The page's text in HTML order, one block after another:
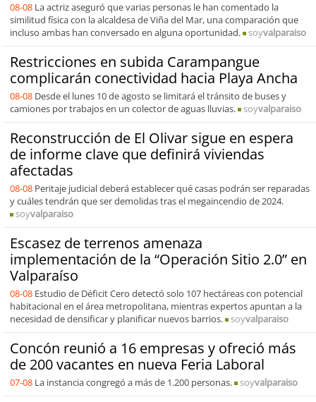
08-08 La actriz aseguró que varias personas le han comentado la
similitud física con la alcaldesa de Viña del Mar, una comparación que
incluso ambas han conversado en alguna oportunidad.
soyvalparaiso
Restricciones en subida Carampangue
complicarán conectividad hacia Playa Ancha
08-08 Desde el lunes 10 de agosto se limitará el tránsito de buses y
camiones por trabajos en un colector de aguas lluvias.
soyvalparaiso
Reconstrucción de El Olivar sigue en espera
de informe clave que definirá viviendas
afectadas
08-08 Peritaje judicial deberá establecer qué casas podrán ser reparadas
y cuáles tendrán que ser demolidas tras el megaincendio de 2024.
soyvalparaiso
Escasez de terrenos amenaza
implementación de la “Operación Sitio 2.0” en
Valparaíso
08-08 Estudio de Déficit Cero detectó solo 107 hectáreas con potencial
habitacional en el área metropolitana, mientras expertos apuntan a la
necesidad de densificar y planificar nuevos barrios.
soyvalparaiso
Concón reunió a 16 empresas y ofreció más
de 200 vacantes en nueva Feria Laboral
07-08 La instancia congregó a más de 1.200 personas. soyvalparaiso